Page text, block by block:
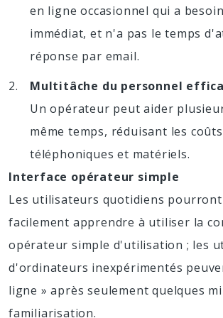
en ligne occasionnel qui a
immédiat, et n'a pas le temps
réponse par email.
Multitâche du personnel
Un opérateur peut aider
même temps, réduisant les coûts
téléphoniques et matériels.
Interface opérateur simple
Les utilisateurs quotidiens
facilement apprendre à utiliser la
opérateur simple d'utilisation ; les
d'ordinateurs inexpérimentés
ligne » après seulement quelques
familiarisation.